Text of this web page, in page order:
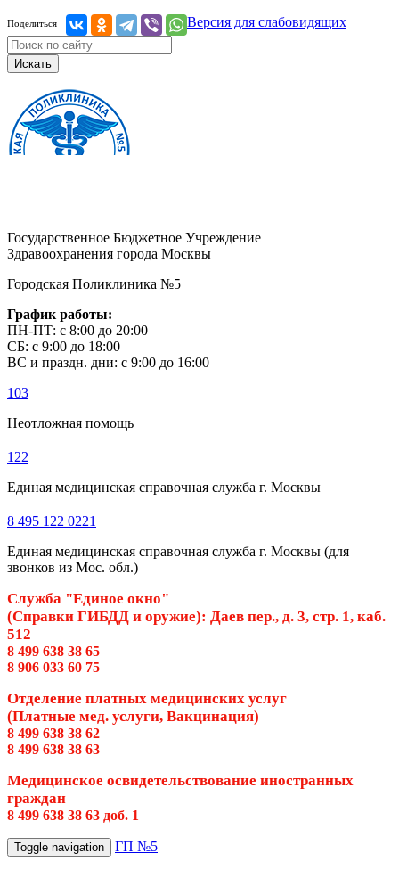
Поделиться Версия для слабовидящих
Искать
Государственное Бюджетное Учреждение
Здравоохранения города Москвы
Городская Поликлиника №5
График работы:
ПН-ПТ: с 8:00 до 20:00
СБ: с 9:00 до 18:00
ВС и праздн. дни: с 9:00 до 16:00
103
Неотложная помощь
122
Единая медицинская справочная служба г. Москвы
8 495 122 0221
Единая медицинская справочная служба г. Москвы (для
звонков из Мос. обл.)
Служба "Единое окно"
(Справки ГИБДД и оружие): Даев пер., д. 3, стр. 1, каб.
512
8 499 638 38 65
8 906 033 60 75
Отделение платных медицинских услуг
(Платные мед. услуги, Вакцинация)
8 499 638 38 62
8 499 638 38 63
Медицинское освидетельствование иностранных
граждан
8 499 638 38 63 доб. 1
Toggle navigation ГП №5